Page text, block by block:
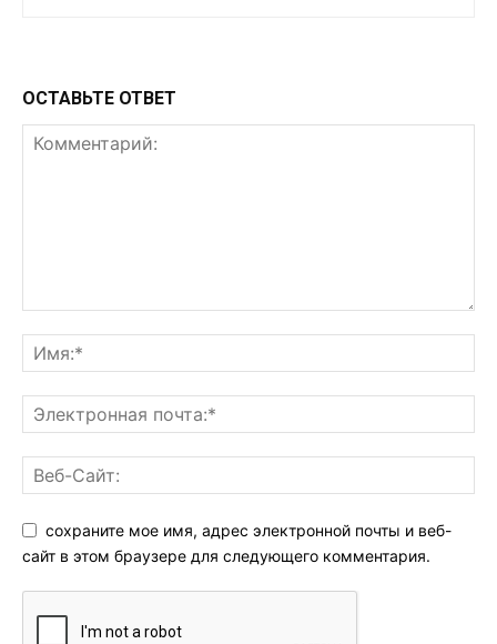
ОСТАВЬТЕ ОТВЕТ
сохраните мое имя, адрес электронной почты и веб-
сайт в этом браузере для следующего комментария.